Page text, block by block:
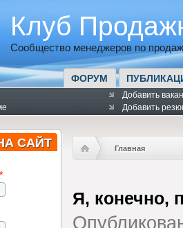
Клуб
Сообщество менеджеров по
ФОРУМ
Добавить
Добавить
САЙТ
*
Главная
Я, конечно,